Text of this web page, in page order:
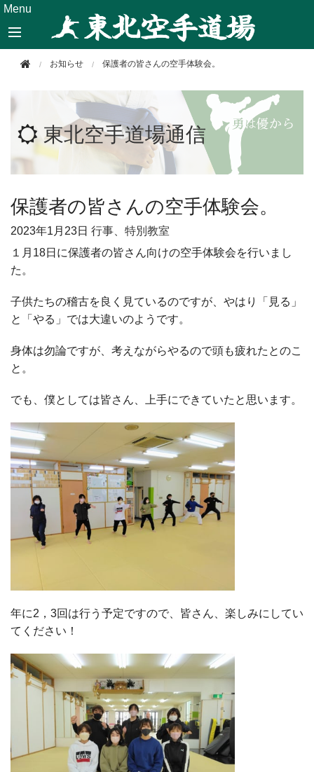
Menu
お知らせ 保護者の皆さんの空手体験会。
東北空手道場通信
保護者の皆さんの空手体験会。
2023年1月23日 行事、特別教室
１月18日に保護者の皆さん向けの空手体験会を行いまし
た。
子供たちの稽古を良く見ているのですが、やはり「見る」
と「やる」では大違いのようです。
身体は勿論ですが、考えながらやるので頭も疲れたとのこ
と。
でも、僕としては皆さん、上手にできていたと思います。
年に2，3回は行う予定ですので、皆さん、楽しみにしてい
てください！